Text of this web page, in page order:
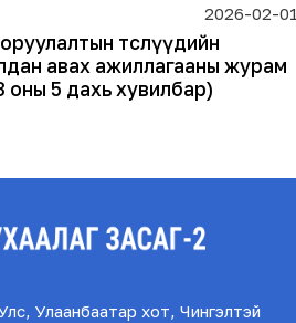
2026-02-01
оруулалтын төслүүдийн
авах ажиллагааны журам
оны 5 дахь хувилбар)
Улаанбаатар хот, Чингэлтэй